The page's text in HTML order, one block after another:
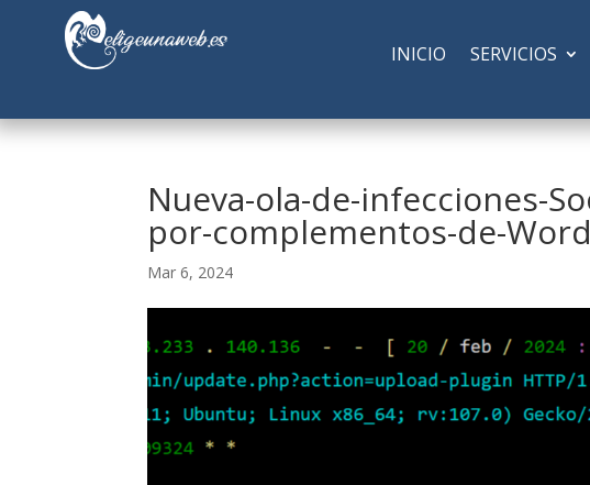
INICIO SERVICIOS
Nueva-ola-de-infecciones-
por-complementos-de-
Mar 6, 2024